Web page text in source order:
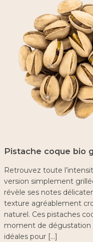
Pistache coque bio
Retrouvez toute
version simplement
révèle ses notes
texture agréablement
naturel. Ces pistaches
moment de dégustation
idéales pour […]